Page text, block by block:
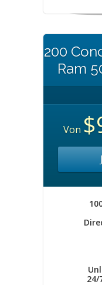
200
Ram
Von
24/